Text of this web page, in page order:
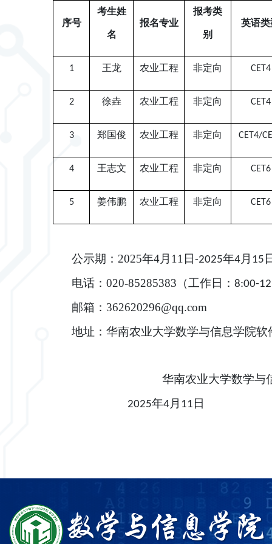
序号
考生姓
名
报名专业
报考类
别
英语类
1 王龙 农业工程 非定向 CET4
2 徐垚 农业工程 非定向 CET4
3 郑国俊 农业工程 非定向 CET4/
4 王志文 农业工程 非定向 CET6
5 姜伟鹏 农业工程 非定向 CET6
公示期： 2025年4月11日 -2025年4月15
电话： 020-85285383（工作日： 8:00-
邮箱： 362620296@qq.com
地址：华南农业大学数学与信息学院软
华南农业大学数学与
2025年4月11日